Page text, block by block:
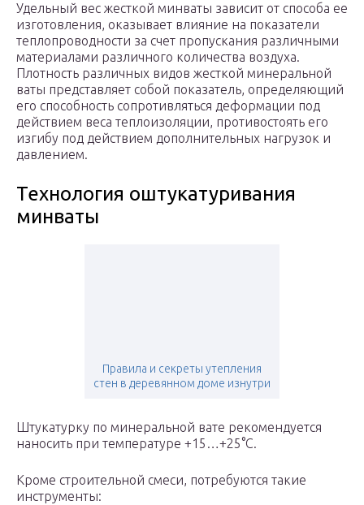
Удельный вес жесткой минваты зависит от способа ее
изготовления, оказывает влияние на показатели
теплопроводности за счет пропускания различными
материалами различного количества воздуха.
Плотность различных видов жесткой минеральной
ваты представляет собой показатель, определяющий
его способность сопротивляться деформации под
действием веса теплоизоляции, противостоять его
изгибу под действием дополнительных нагрузок и
давлением.
Технология оштукатуривания
минваты
Правила и секреты утепления
стен в деревянном доме изнутри
Штукатурку по минеральной вате рекомендуется
наносить при температуре +15…+25°C.
Кроме строительной смеси, потребуются такие
инструменты: